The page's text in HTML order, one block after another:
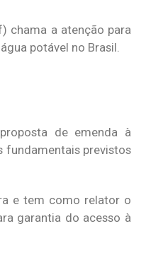
chama a atenção para
potável no Brasil.
de emenda à
fundamentais previstos
e tem como relator o
garantia do acesso à